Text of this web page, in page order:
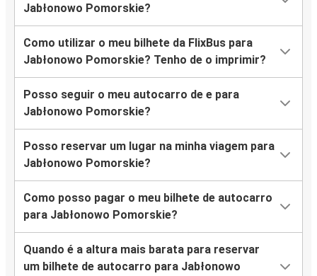
Jabłonowo Pomorskie?
Como utilizar o meu bilhete da FlixBus para
Jabłonowo Pomorskie? Tenho de o imprimir?
Posso seguir o meu autocarro de e para
Jabłonowo Pomorskie?
Posso reservar um lugar na minha viagem para
Jabłonowo Pomorskie?
Como posso pagar o meu bilhete de autocarro
para Jabłonowo Pomorskie?
Quando é a altura mais barata para reservar
um bilhete de autocarro para Jabłonowo